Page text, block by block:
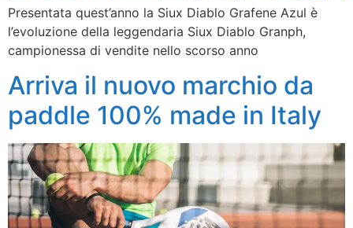
Presentata quest’anno la Siux Diablo Grafene Azul è
l’evoluzione della leggendaria Siux Diablo Granph,
campionessa di vendite nello scorso anno
Arriva il nuovo marchio da
paddle 100% made in Italy